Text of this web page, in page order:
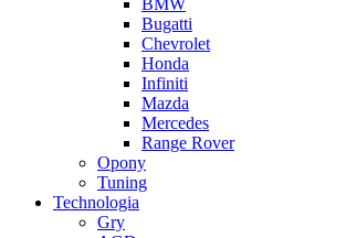
Bugatti
Chevrolet
Honda
Infiniti
Mazda
Mercedes
Range Rover
Opony
Tuning
Technologia
Gry